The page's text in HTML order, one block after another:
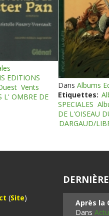
EDITIONS
Vents
L' OMBRE DE
Dans Albums
Etiquettes:
SPECIALES
DE L'OISEAU
DARGAUD/
(Site)
Après la
Dans